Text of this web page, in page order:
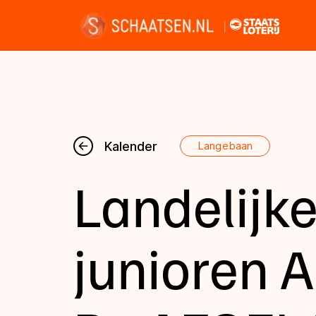
Nieuws
Kalender
Disciplines
Uitslagen
Kalender Langebaan
junioren